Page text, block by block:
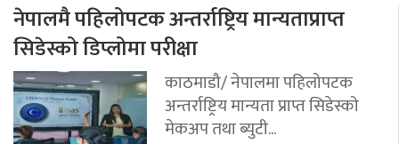
नेपालमै पहिलोपटक अन्तर्राष्ट्रिय मान्यताप्राप्त
सिडेस्को डिप्लोमा परीक्षा
काठमाडौ/ नेपालमा पहिलोपटक
अन्तर्राष्ट्रिय मान्यता प्राप्त सिडेस्को
मेकअप तथा ब्युटी...